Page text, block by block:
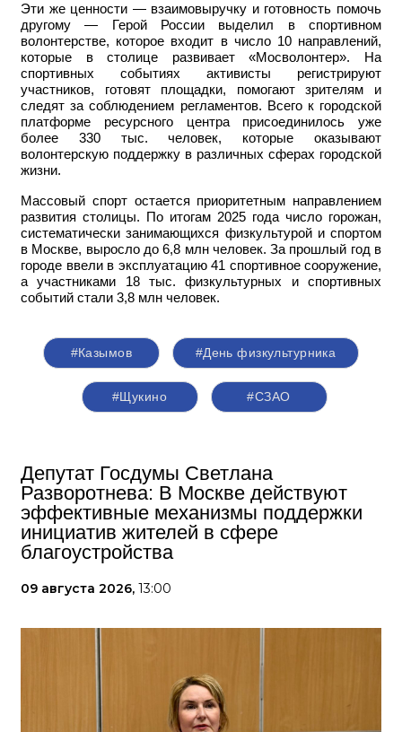
Эти же ценности — взаимовыручку и готовность помочь
другому — Герой России выделил в спортивном
волонтерстве, которое входит в число 10 направлений,
которые в столице развивает «Мосволонтер». На
спортивных событиях активисты регистрируют
участников, готовят площадки, помогают зрителям и
следят за соблюдением регламентов. Всего к городской
платформе ресурсного центра присоединилось уже
более 330 тыс. человек, которые оказывают
волонтерскую поддержку в различных сферах городской
жизни.
Массовый спорт остается приоритетным направлением
развития столицы. По итогам 2025 года число горожан,
систематически занимающихся физкультурой и спортом
в Москве, выросло до 6,8 млн человек. За прошлый год в
городе ввели в эксплуатацию 41 спортивное сооружение,
а участниками 18 тыс. физкультурных и спортивных
событий стали 3,8 млн человек.
#Казымов #День физкультурника
#Щукино #СЗАО
Депутат Госдумы Светлана
Разворотнева: В Москве действуют
эффективные механизмы поддержки
инициатив жителей в сфере
благоустройства
09 августа 2026, 13:00